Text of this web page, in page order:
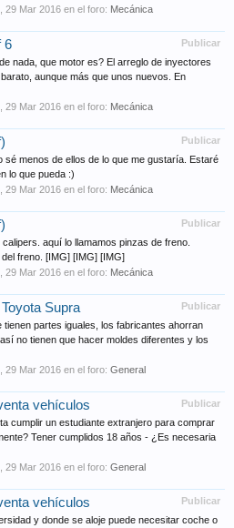
29 Mar 2016 en el foro: Mecánica
Publicar
6
nada, que motor es? El arreglo de inyectores
aunque más que unos nuevos. En
29 Mar 2016 en el foro: Mecánica
Publicar
sé menos de ellos de lo que me gustaría. Estaré
lo que pueda :)
29 Mar 2016 en el foro: Mecánica
Publicar
aquí lo llamamos pinzas de freno.
freno. [IMG] [IMG] [IMG]
29 Mar 2016 en el foro: Mecánica
Publicar
Supra
partes iguales, los fabricantes ahorran
no tienen que hacer moldes diferentes y los
29 Mar 2016 en el foro: General
Publicar
vehículos
cumplir un estudiante extranjero para comprar
Tener cumplidos 18 años - ¿Es necesaria
29 Mar 2016 en el foro: General
Publicar
vehículos
y donde se aloje puede necesitar coche o